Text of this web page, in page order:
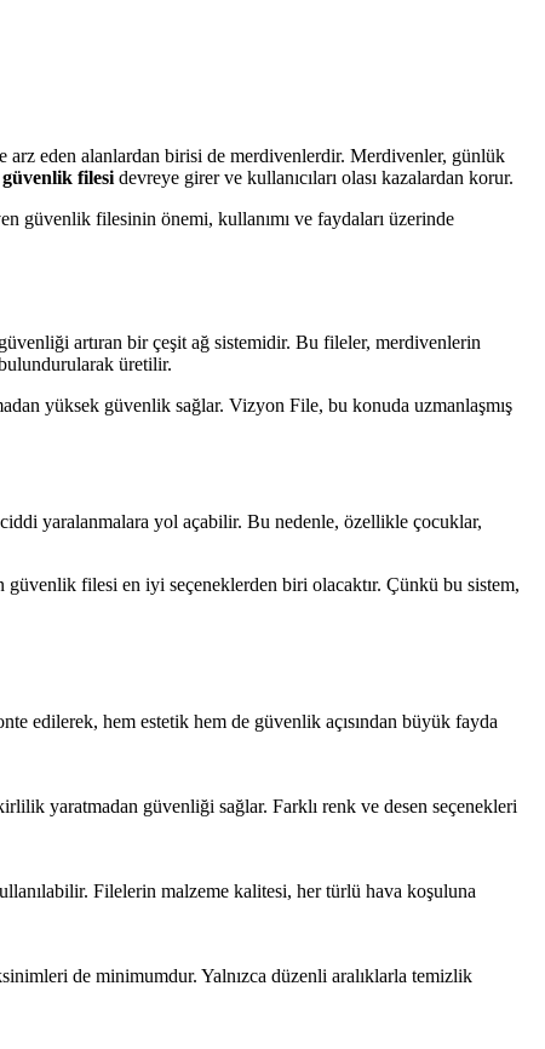
eden alanlardan birisi de merdivenlerdir. Merdivenler, günlük
filesi devreye girer ve kullanıcıları olası kazalardan korur.
güvenlik filesinin önemi, kullanımı ve faydaları üzerinde
artıran bir çeşit ağ sistemidir. Bu fileler, merdivenlerin
üretilir.
yüksek güvenlik sağlar. Vizyon File, bu konuda uzmanlaşmış
yaralanmalara yol açabilir. Bu nedenle, özellikle çocuklar,
filesi en iyi seçeneklerden biri olacaktır. Çünkü bu sistem,
edilerek, hem estetik hem de güvenlik açısından büyük fayda
yaratmadan güvenliği sağlar. Farklı renk ve desen seçenekleri
Filelerin malzeme kalitesi, her türlü hava koşuluna
de minimumdur. Yalnızca düzenli aralıklarla temizlik